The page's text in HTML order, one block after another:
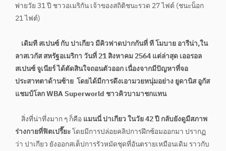
พ่ายวัย 31 ปี ชาวอเมริกัน เจ้าของสถิติชนะรวด 27 ไฟต์ (ชนะน็อก
21 ไฟต์)
เดิมที สเปนซ์ กับ ปาเกียว มีคิวฟาดปากกันที่ ที โมบาย อารีน่า,ใน
ลาสเวกัส สหรัฐอเมริกา วันที่ 21 สิงหาคม 2564 แต่ล่าสุด เออรอล
สเปนซ์ จูเนียร์ ได้ตัดสินใจถอนตัวออก เนื่องจากมีปัญหาที่จอ
ประสาทตาด้านซ้าย โดยได้มีการดึงเอามวยหนุ่มอย่าง ยูดานิส อูกัส
แชมป์โลก WBA Superworld ชาวคิวบามาชกแทน
สิ่งที่น่าทึ่งมาก ๆ ก็คือ แมนนี่ ปาเกียว ในวัย 42 ปี กลับยังดูมีสภาพ
ร่างกายที่ฟิตเปรี๊ยะโดยมีการปล่อยคลิปการฝึกซ้อมออกมา ปรากฏ
ว่า ปาเกียว ยังออกสเต็ปการรัวหมัดชุดที่อันตรายเหมือนเดิม ราวกับ